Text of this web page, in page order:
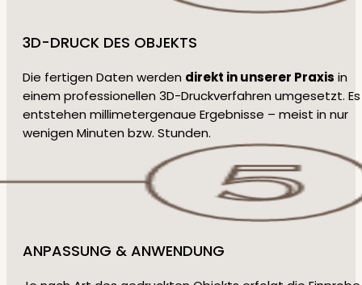
3D-DRUCK DES OBJEKTS
Die fertigen Daten werden direkt in unserer Praxis in
einem professionellen 3D-Druckverfahren umgesetzt. Es
entstehen millimetergenaue Ergebnisse – meist in nur
wenigen Minuten bzw. Stunden.
ANPASSUNG & ANWENDUNG